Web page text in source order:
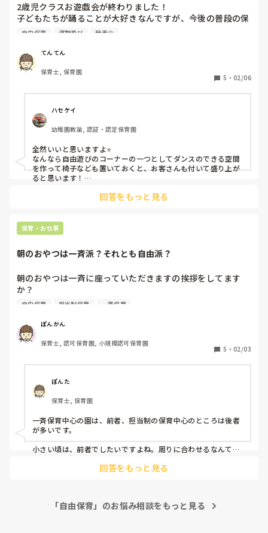
た。→これは主体性保育？
2歳児クラスお遊戯会が終わりました！
子どもたちが踊ることが大好きなんですが、今後の普段の保
育で簡単なダンスを組み込んでもいいと思いますか？一斉活
自由保育 運動遊び 発表会
てんてん
保育士, 保育園
5 ・ 02/06
ハセケイ
幼稚園教諭, 認証・認定保育園
全然いいと思いますよ⭐️
なんなら自由遊びのコーナーの一つとしてダンスのできる空間
を作って椅子なども置いておくと、お客さんも付いて盛り上が
ると思います！
回答をもっと見る
保育・お仕事
朝のおやつは一斉派？それとも自由派？
朝のおやつは一斉に座っていただきますの挨拶をしてます
か？
飲みたい子から自由に飲みにくるスタイルですか？
私は見通しを持つために、また自由遊びの時間を充実させた
い気持ち、一斉保育に懸念があることから後者派です。
前者の場合一斉にだと待ち時間ができてしまうと思います。
見解もあるとは思いますが…。
みなさんはどちら派ですか？
自由保育 担当制保育 一斉保育
ぽんかん
保育士, 認可保育園, 小規模認可保育園
5 ・ 02/03
ぽんた
保育士, 保育園
一斉保育中心の園は、前者、担当制の保育中心のところは後者
が多いです。
小さい頃は、前者でしたいですよね。周りに合わせるなんて、
いたら食べに来たりして欲しいなと思います。
回答をもっと見る
「自由保育」のお悩み相談をもっと見る